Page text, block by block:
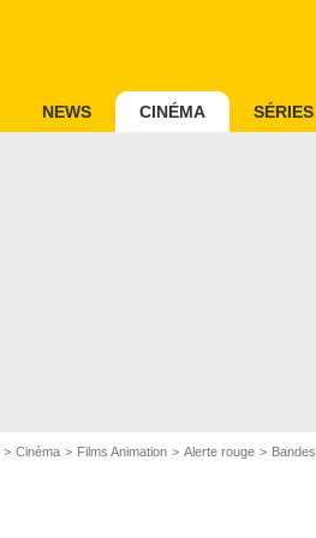
NEWS CINÉMA SÉRIES
Cinéma Films Animation Alerte rouge